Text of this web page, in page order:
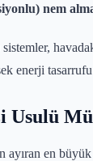
nem
enerji
Usulü
en